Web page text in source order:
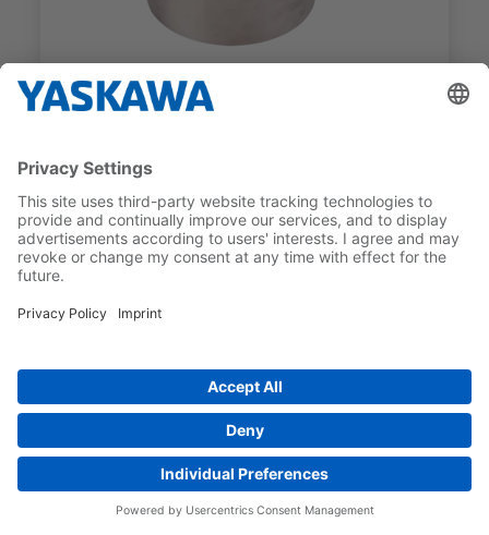
SGM7E
SGM7E-17DFA11
Incremental
SGM7E-25DFA11